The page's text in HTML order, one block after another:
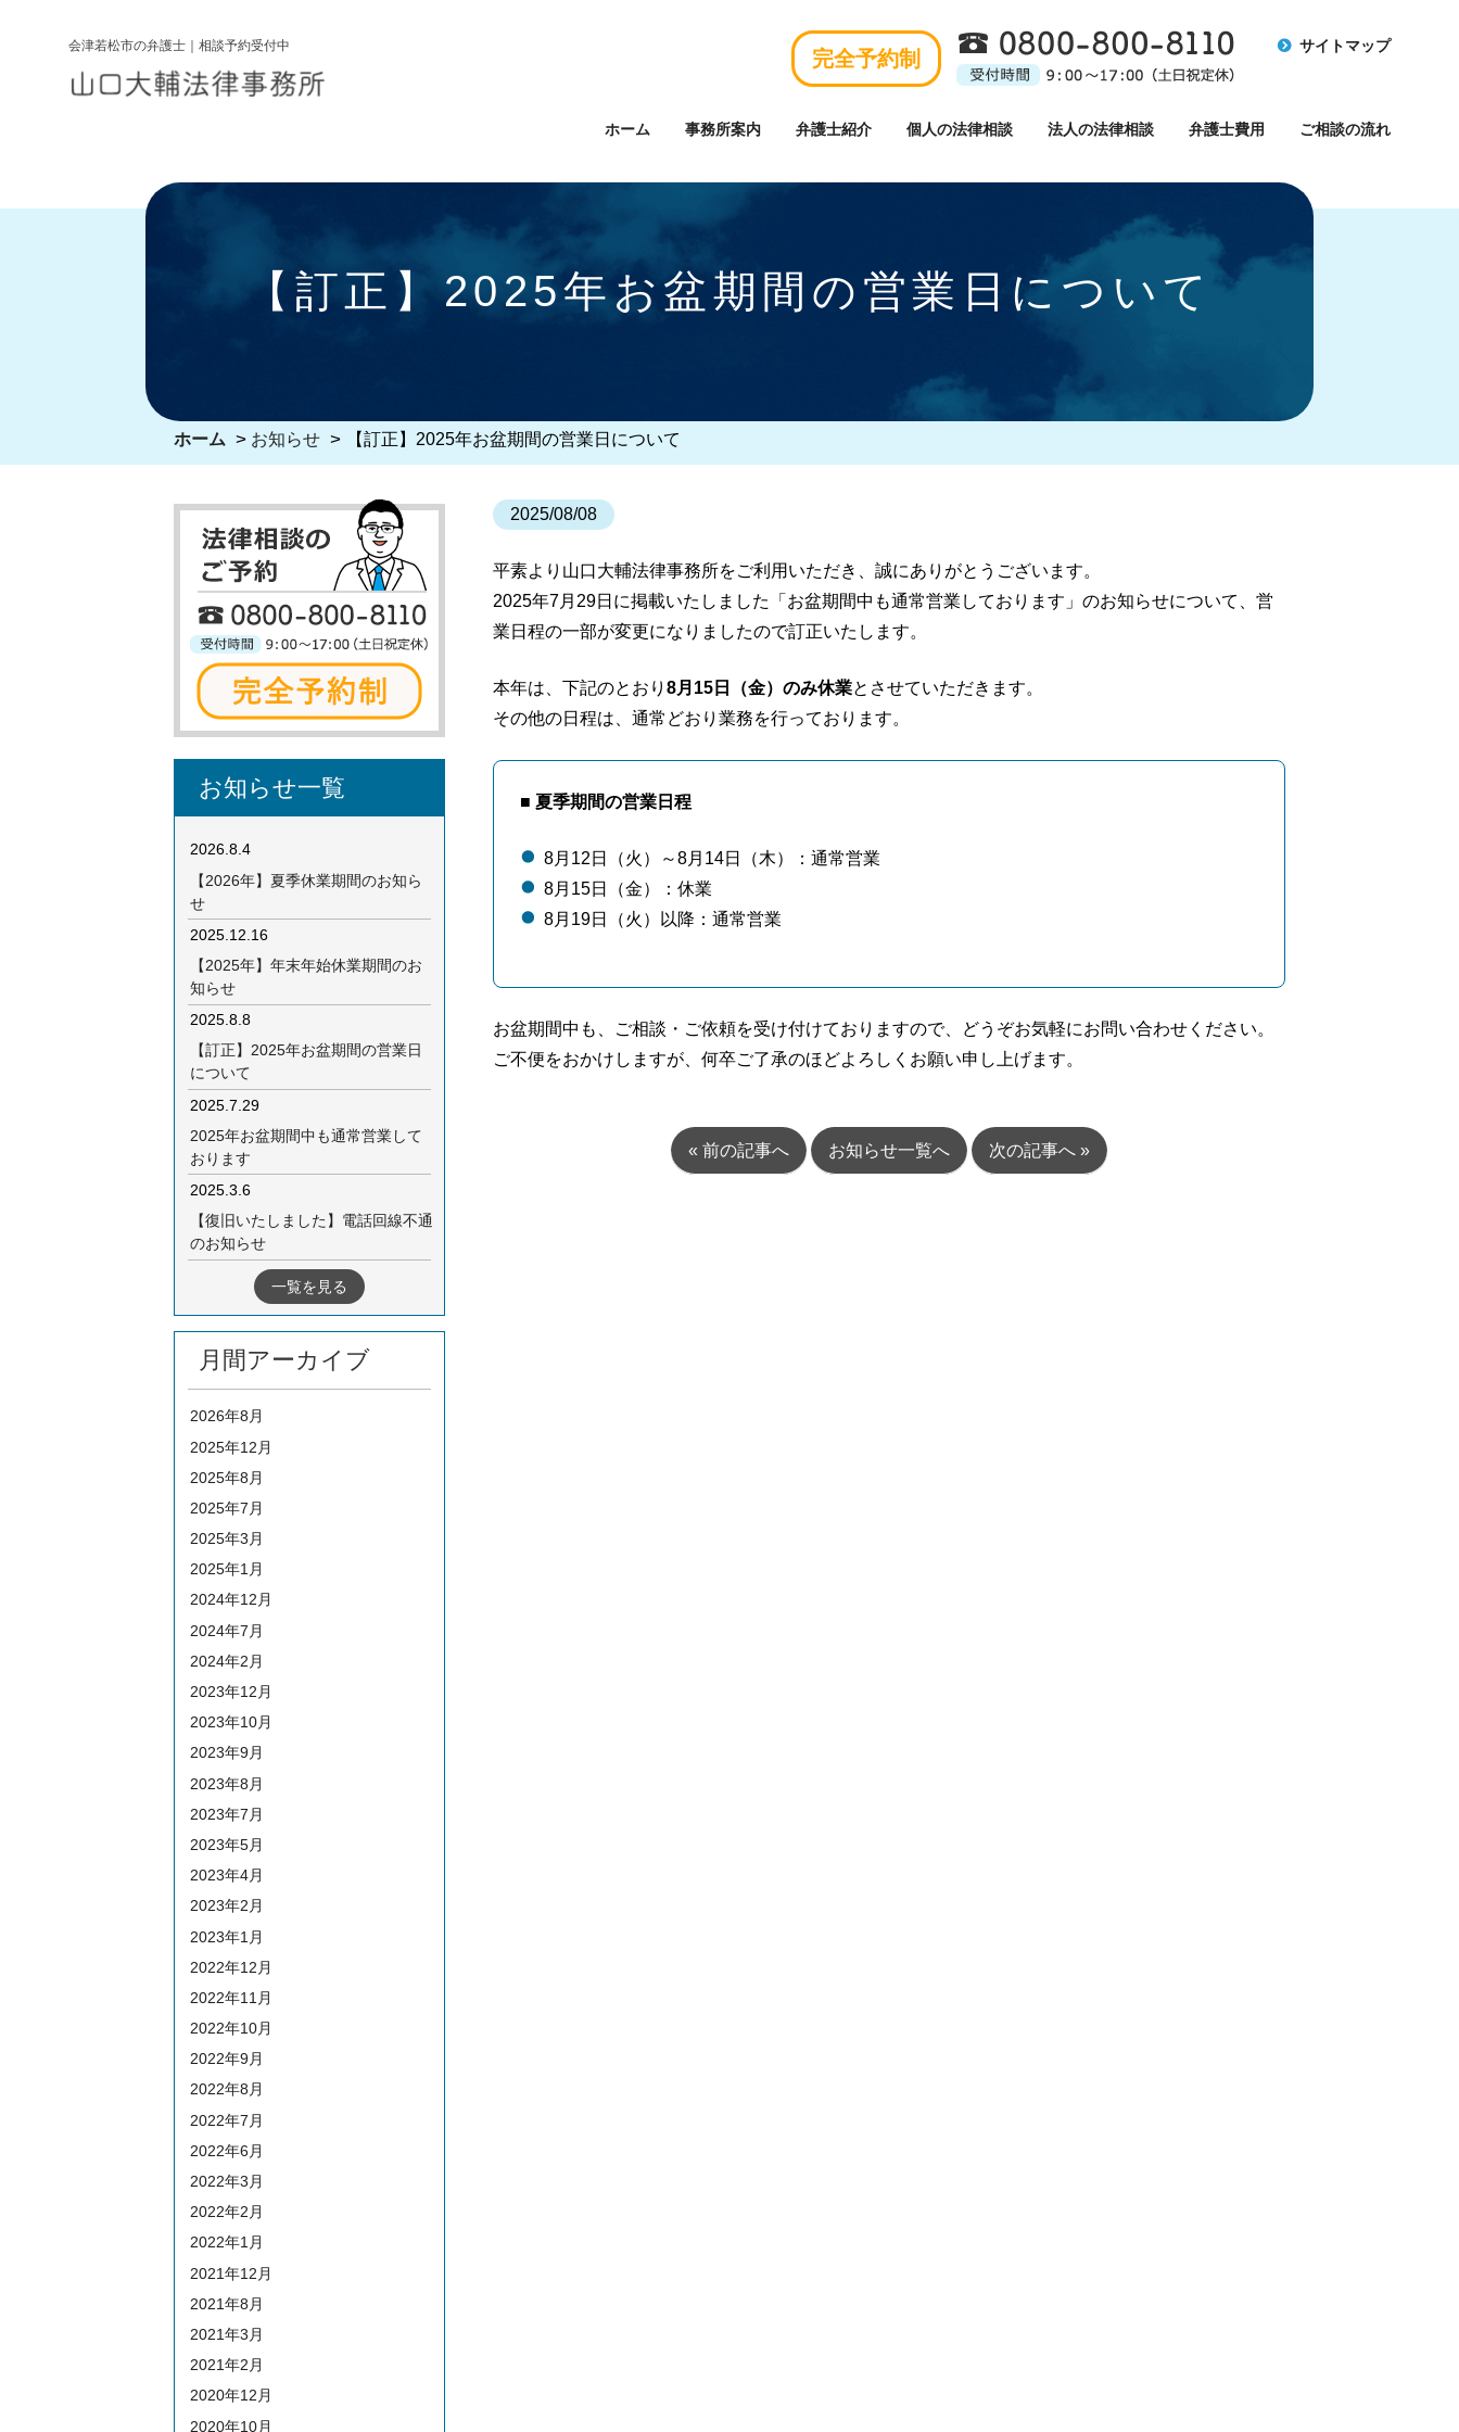
会津若松市の弁護士｜相談予約受付中
完全予約制
サイトマップ
ホーム 事務所案内 弁護士紹介 個人の法律相談 法人の法律相談 弁護士費用 ご相談の流れ
【訂正】2025年お盆期間の営業日について
ホーム > お知らせ > 【訂正】2025年お盆期間の営業日について
お知らせ一覧
2026.8.4
【2026年】夏季休業期間のお知ら
せ
2025.12.16
【2025年】年末年始休業期間のお
知らせ
2025.8.8
【訂正】2025年お盆期間の営業日
について
2025.7.29
2025年お盆期間中も通常営業して
おります
2025.3.6
【復旧いたしました】電話回線不通
のお知らせ
一覧を見る
月間アーカイブ
2026年8月
2025年12月
2025年8月
2025年7月
2025年3月
2025年1月
2024年12月
2024年7月
2024年2月
2023年12月
2023年10月
2023年9月
2023年8月
2023年7月
2023年5月
2023年4月
2023年2月
2023年1月
2022年12月
2022年11月
2022年10月
2022年9月
2022年8月
2022年7月
2022年6月
2022年3月
2022年2月
2022年1月
2021年12月
2021年8月
2021年3月
2021年2月
2020年12月
2020年10月
2025/08/08
平素より山口大輔法律事務所をご利用いただき、誠にありがとうございます。
2025年7月29日に掲載いたしました「お盆期間中も通常営業しております」のお知らせについて、営
業日程の一部が変更になりましたので訂正いたします。
本年は、下記のとおり 8月15日（金）のみ休業とさせていただきます。
その他の日程は、通常どおり業務を行っております。
■ 夏季期間の営業日程
8月12日（火）～8月14日（木）：通常営業
8月15日（金）：休業
8月19日（火）以降：通常営業
お盆期間中も、ご相談・ご依頼を受け付けておりますので、どうぞお気軽にお問い合わせください。
ご不便をおかけしますが、何卒ご了承のほどよろしくお願い申し上げます。
« 前の記事へ お知らせ一覧へ 次の記事へ »